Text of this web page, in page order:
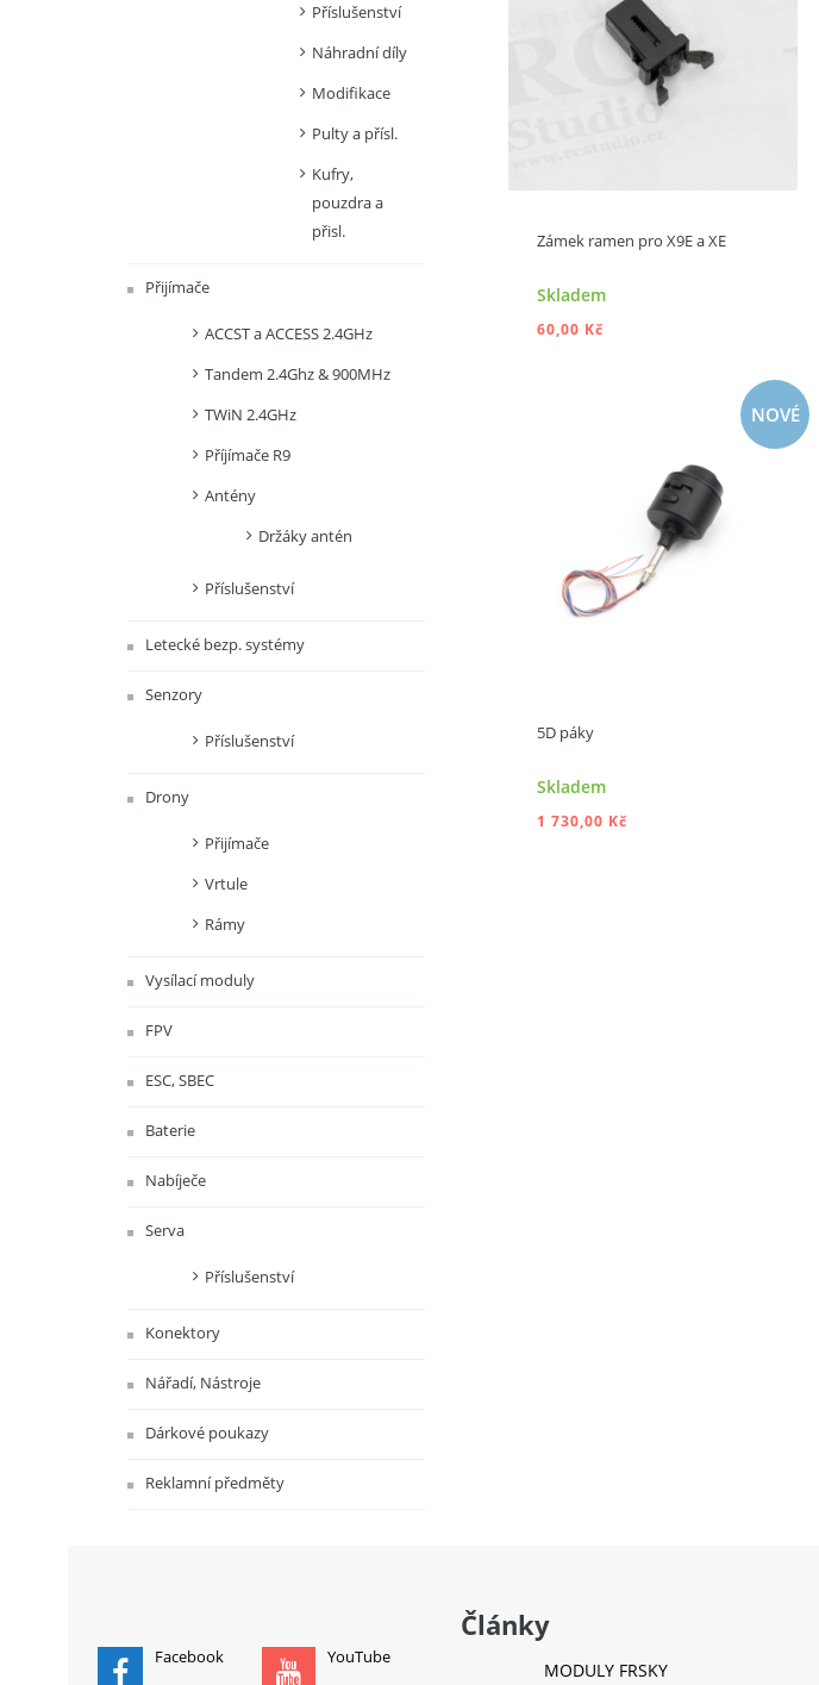
Příslušenství
Náhradní díly
Modifikace
Pulty a přísl.
Kufry,
pouzdra a
přisl.
Přijímače
ACCST a ACCESS 2.4GHz
Tandem 2.4Ghz & 900MHz
TWiN 2.4GHz
Příjímače R9
Antény
Držáky antén
Příslušenství
Letecké bezp. systémy
Senzory
Příslušenství
Drony
Přijímače
Vrtule
Rámy
Vysílací moduly
FPV
ESC, SBEC
Baterie
Nabíječe
Serva
Příslušenství
Konektory
Nářadí, Nástroje
Dárkové poukazy
Reklamní předměty
Zámek ramen pro X9E a XE
Skladem
60,00 Kč
PŘIDAT DO KOŠÍKU
NOVÉ
5D páky
Skladem
1 730,00 Kč
Facebook YouTube
Články
MODULY FRSKY